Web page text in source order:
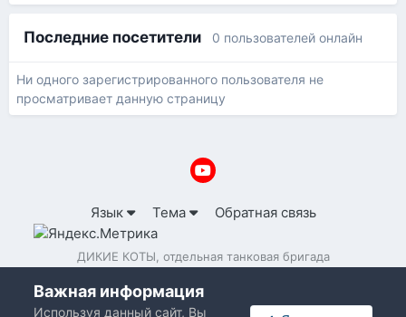
Последние посетители 0 пользователей онлайн
Ни одного зарегистрированного пользователя не
просматривает данную страницу
Язык Тема Обратная связь
ДИКИЕ КОТЫ, отдельная танковая бригада
Важная информация
Используя данный сайт, Вы